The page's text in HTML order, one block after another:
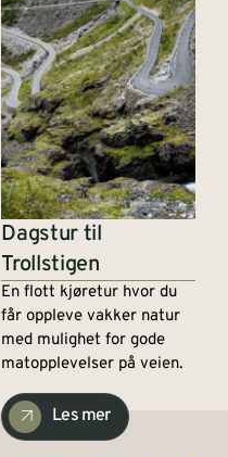
Dagstur til
Trollstigen
En flott kjøretur hvor du
får oppleve vakker natur
med mulighet for gode
matopplevelser på veien.
Les mer